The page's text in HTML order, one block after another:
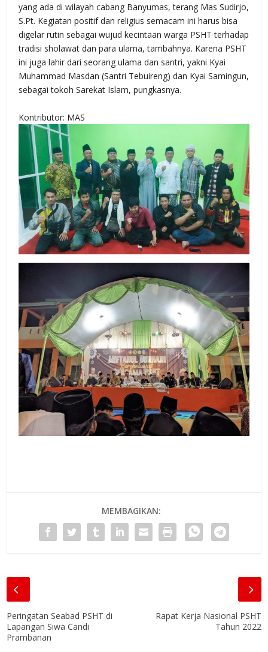
yang ada di wilayah cabang Banyumas, terang Mas Sudirjo,
S.Pt. Kegiatan positif dan religius semacam ini harus bisa
digelar rutin sebagai wujud kecintaan warga PSHT terhadap
tradisi sholawat dan para ulama, tambahnya. Karena PSHT
ini juga lahir dari seorang ulama dan santri, yakni Kyai
Muhammad Masdan (Santri Tebuireng) dan Kyai Samingun,
sebagai tokoh Sarekat Islam, pungkasnya.
Kontributor: MAS
MEMBAGIKAN:
Peringatan Seabad PSHT di
Lapangan Siwa Candi
Prambanan
Rapat Kerja Nasional PSHT
Tahun 2022